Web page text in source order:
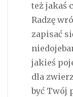
też jakaś
Radzę
zapisać
jakieś
dla
być Twój